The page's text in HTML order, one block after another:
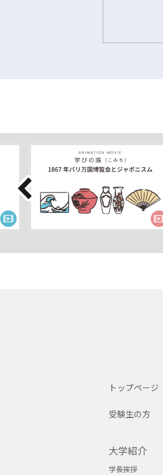
トップページ
受験生の方
大学紹介
学長挨拶